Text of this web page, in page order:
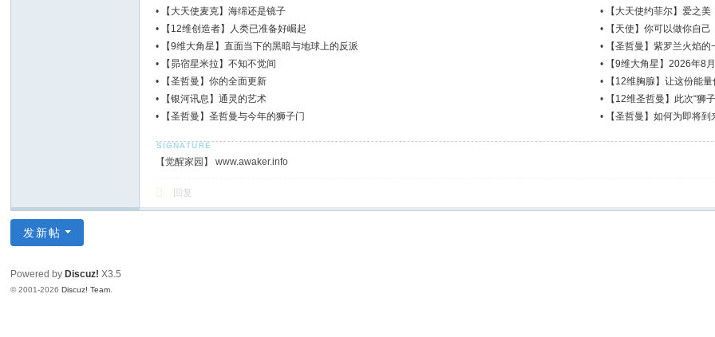
•
【大天使麦克】海绵还是镜子 •
【大天使约菲尔】爱之美
•
【12维创造者】人类已准备好崛起 •
【天使】你可以做你自己
•
【9维大角星】直面当下的黑暗与地球上的反派 •
【圣哲曼】紫罗兰火焰
•
【昴宿星米拉】不知不觉间 •
【9维大角星】2026年8
•
【圣哲曼】你的全面更新 •
【12维胸腺】让这份能
•
【银河讯息】通灵的艺术 •
【12维圣哲曼】此次“狮
•
【圣哲曼】圣哲曼与今年的狮子门 • 【圣哲曼】如何为即将
【觉醒家园】 www.awaker.info
回复
发新帖
Powered by Discuz! X3.5
© 2001-2026Discuz! Team